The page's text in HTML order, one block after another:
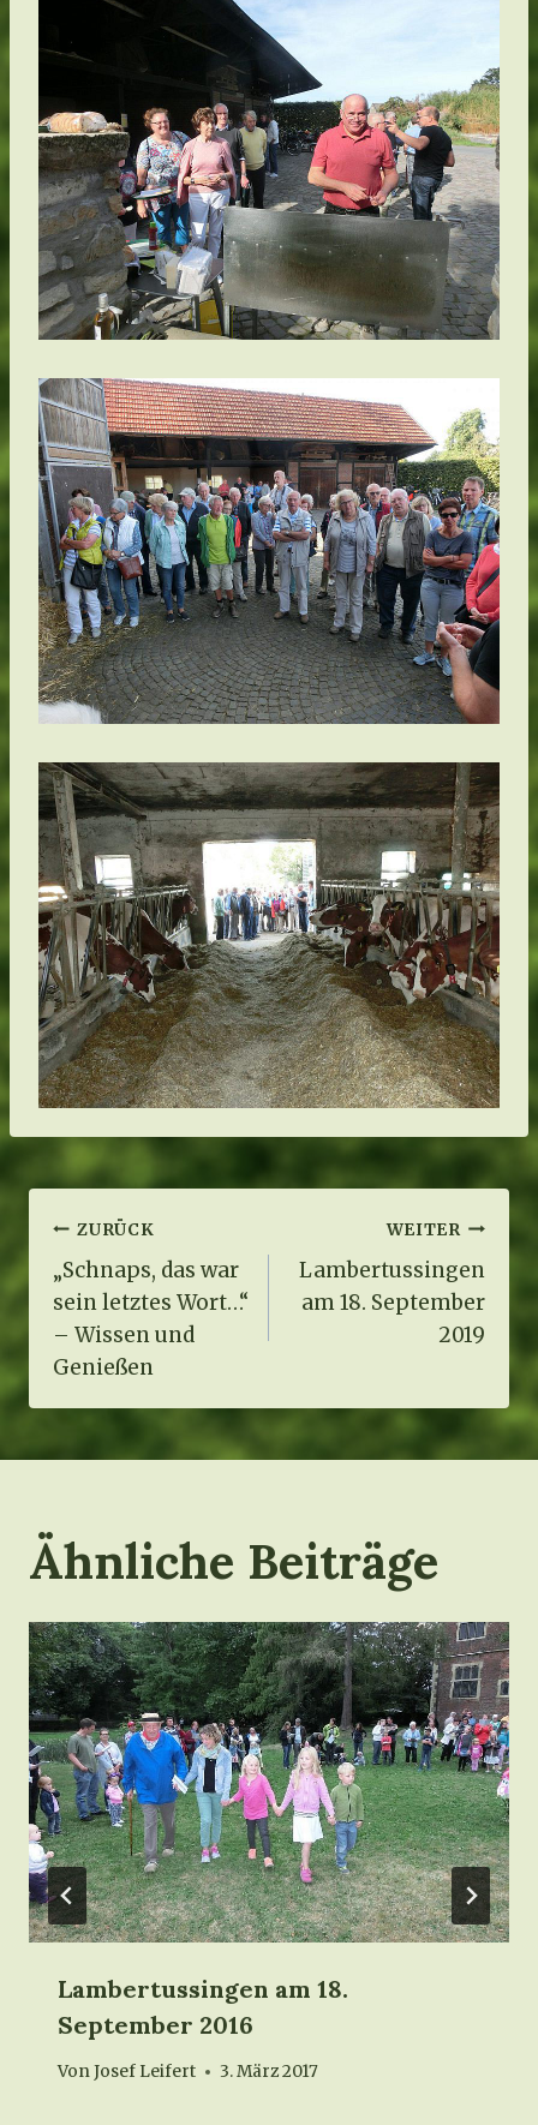
Beitragsnavigation
ZURÜCK
„Schnaps, das war
sein letztes Wort…“
– Wissen und
Genießen
WEITER
Lambertussingen
am 18. September
2019
Ähnliche Beiträge
Lambertussingen am 18.
September 2016
VonJosef Leifert 3. März 2017